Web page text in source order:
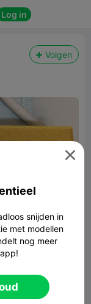
Log in
Volgen

snijden in
met modellen
nog meer